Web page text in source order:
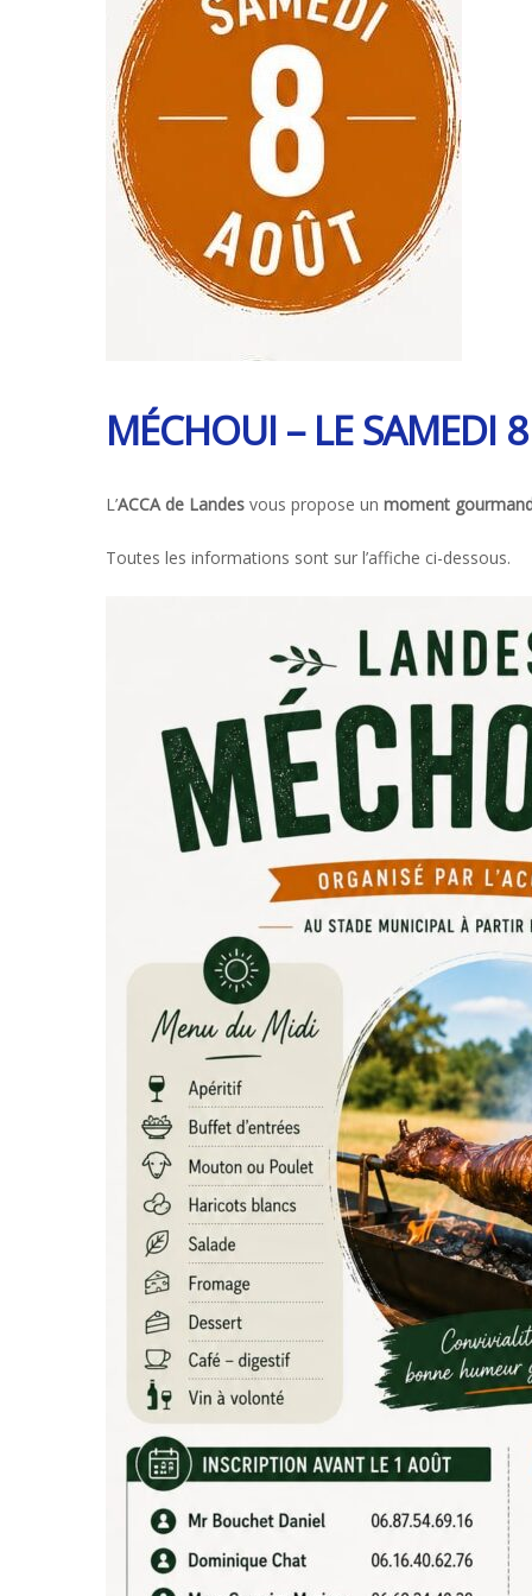
(17380)
MÉCHOUI – LE SAMEDI
L’ACCA de Landes vous propose un moment
Toutes les informations sont sur l’affiche ci-dessous.